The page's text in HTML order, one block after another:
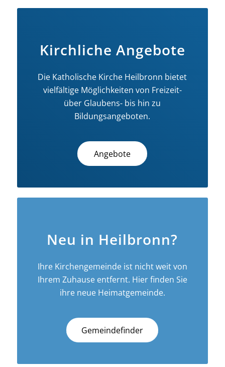
Kirchliche Angebote
Die Katholische Kirche Heilbronn bietet
vielfältige Möglichkeiten von Freizeit-
über Glaubens- bis hin zu
Bildungsangeboten.
Angebote
Neu in Heilbronn?
Ihre Kirchengemeinde ist nicht weit von
Ihrem Zuhause entfernt. Hier finden Sie
ihre neue Heimatgemeinde.
Gemeindefinder